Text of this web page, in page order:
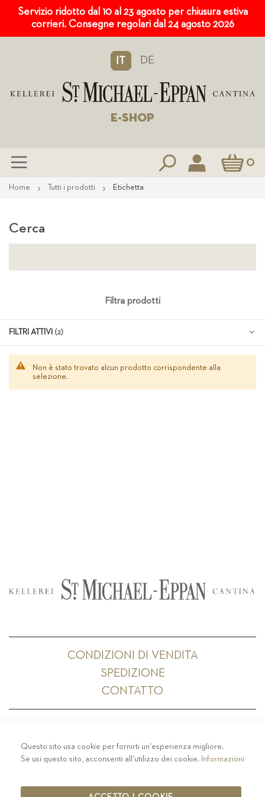
Servizio ridotto dal 10 al 23 agosto per chiusura estiva
corrieri. Consegne regolari dal 24 agosto 2026
IT DE
E-SHOP
Carrello0
Salta
Home Tutti i prodotti Etichetta
Non è stato trovato alcun prodotto corrispondente alla
selezione.
Cerca
Filtra prodotti
FILTRI ATTIVI
CONDIZIONI DI VENDITA
SPEDIZIONE
CONTATTO
PRIVACY-COLOPHON - COOKIE POLICY
CODICE ETICO
Questo sito usa cookie per fornirti un'esperienza migliore.
Se usi questo sito, acconsenti all'utilizzo dei cookie. Informazioni